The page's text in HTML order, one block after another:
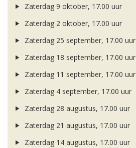
Zaterdag 9 oktober, 17.00 uur
Zaterdag 2 oktober, 17.00 uur
Zaterdag 25 september, 17.00 uur
Zaterdag 18 september, 17.00 uur
Zaterdag 11 september, 17.00 uur
Zaterdag 4 september, 17.00 uur
Zaterdag 28 augustus, 17.00 uur
Zaterdag 21 augustus, 17.00 uur
Zaterdag 14 augustus, 17.00 uur